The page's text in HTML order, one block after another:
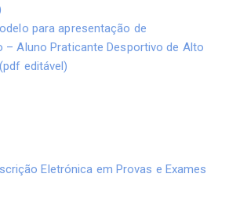
para apresentação de
– Aluno Praticante Desportivo de Alto
editável)
Eletrónica em Provas e Exames